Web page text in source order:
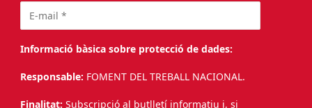
Informació bàsica sobre protecció de dades:
Responsable: FOMENT DEL TREBALL NACIONAL.
Finalitat: Subscripció al butlletí informatiu i, si